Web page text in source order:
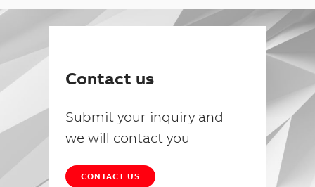
Contact us
Submit your inquiry and
we will contact you
CONTACT US